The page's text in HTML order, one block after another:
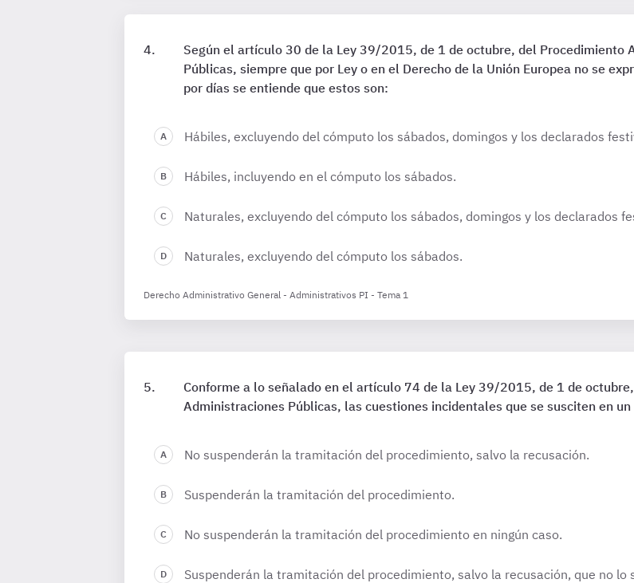
Según el artículo 30 de la Ley 39/2015, de 1 de octubre, del Procedimiento
Públicas, siempre que por Ley o en el Derecho de la Unión Europea no se
por días se entiende que estos son:
Hábiles, excluyendo del cómputo los sábados, domingos y los declarados
Hábiles, incluyendo en el cómputo los sábados.
Naturales, excluyendo del cómputo los sábados, domingos y los declarados
Naturales, excluyendo del cómputo los sábados.
Derecho Administrativo General - Administrativos PI - Tema 1
Conforme a lo señalado en el artículo 74 de la Ley 39/2015, de 1 de
Administraciones Públicas, las cuestiones incidentales que se susciten en
No suspenderán la tramitación del procedimiento, salvo la recusación.
Suspenderán la tramitación del procedimiento.
No suspenderán la tramitación del procedimiento en ningún caso.
Suspenderán la tramitación del procedimiento, salvo la recusación, que no lo